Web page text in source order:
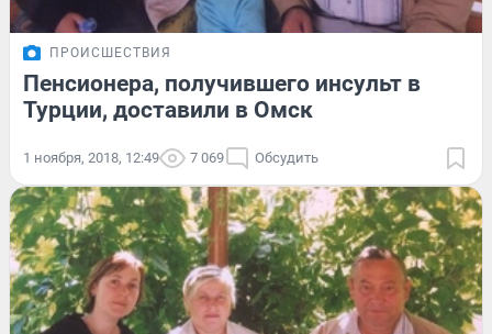
ПРОИСШЕСТВИЯ
Пенсионера, получившего инсульт в
Турции, доставили в Омск
1 ноября, 2018, 12:49 7 069 Обсудить